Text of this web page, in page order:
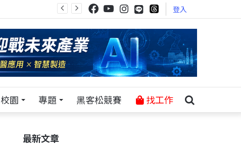
登入
校園 專題 黑客松競賽 找工作
最新文章